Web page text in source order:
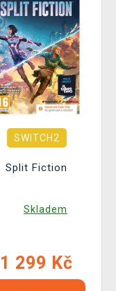
SWITCH2
Split Fiction
Skladem
1 299 Kč